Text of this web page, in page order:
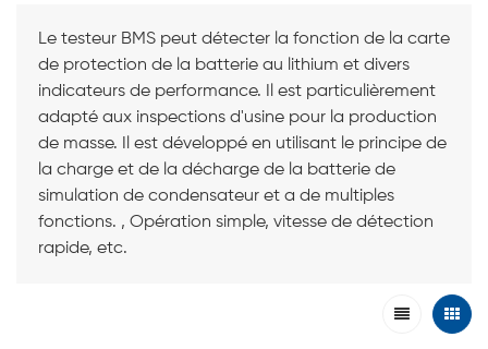
Le testeur BMS peut détecter la fonction de la carte
de protection de la batterie au lithium et divers
indicateurs de performance. Il est particulièrement
adapté aux inspections d'usine pour la production
de masse. Il est développé en utilisant le principe de
la charge et de la décharge de la batterie de
simulation de condensateur et a de multiples
fonctions. , Opération simple, vitesse de détection
rapide, etc.